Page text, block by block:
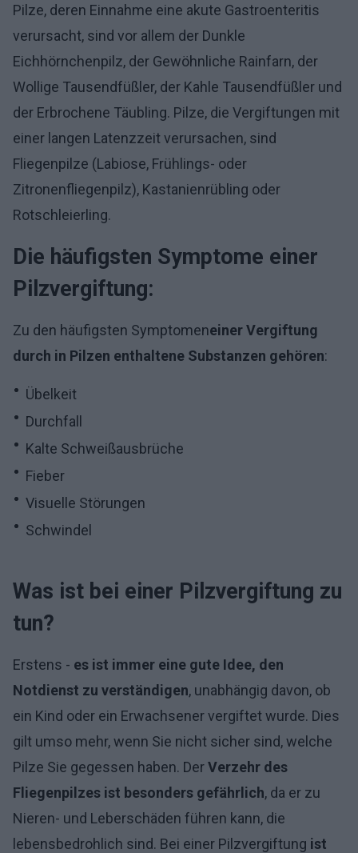
Pilze, deren Einnahme eine akute Gastroenteritis
verursacht, sind vor allem der Dunkle
Eichhörnchenpilz, der Gewöhnliche Rainfarn, der
Wollige Tausendfüßler, der Kahle Tausendfüßler und
der Erbrochene Täubling. Pilze, die Vergiftungen mit
einer langen Latenzzeit verursachen, sind
Fliegenpilze (Labiose, Frühlings- oder
Zitronenfliegenpilz), Kastanienrübling oder
Rotschleierling.
Die häufigsten Symptome einer
Pilzvergiftung:
Zu den häufigsten Symptomeneiner Vergiftung
durch in Pilzen enthaltene Substanzen gehören:
Übelkeit
Durchfall
Kalte Schweißausbrüche
Fieber
Visuelle Störungen
Schwindel
Was ist bei einer Pilzvergiftung zu
tun?
Erstens - es ist immer eine gute Idee, den
Notdienst zu verständigen, unabhängig davon, ob
ein Kind oder ein Erwachsener vergiftet wurde. Dies
gilt umso mehr, wenn Sie nicht sicher sind, welche
Pilze Sie gegessen haben. DerVerzehr des
Fliegenpilzes ist besonders gefährlich, da er zu
Nieren- und Leberschäden führen kann, die
lebensbedrohlich sind. Bei einer Pilzvergiftung ist